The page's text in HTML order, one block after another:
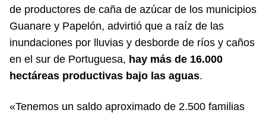
de productores de caña de azúcar de los municipios
Guanare y Papelón, advirtió que a raíz de las
inundaciones por lluvias y desborde de ríos y caños
en el sur de Portuguesa, hay más de 16.000
hectáreas productivas bajo las aguas.
«Tenemos un saldo aproximado de 2.500 familias